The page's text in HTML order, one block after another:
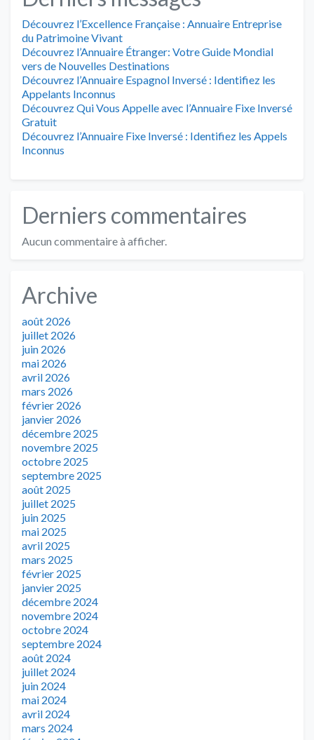
Découvrez l’Excellence Française : Annuaire Entreprise
du Patrimoine Vivant
Découvrez l’Annuaire Étranger: Votre Guide Mondial
vers de Nouvelles Destinations
Découvrez l’Annuaire Espagnol Inversé : Identifiez les
Appelants Inconnus
Découvrez Qui Vous Appelle avec l’Annuaire Fixe Inversé
Gratuit
Découvrez l’Annuaire Fixe Inversé : Identifiez les Appels
Inconnus
Derniers commentaires
Aucun commentaire à afficher.
Archive
août 2026
juillet 2026
juin 2026
mai 2026
avril 2026
mars 2026
février 2026
janvier 2026
décembre 2025
novembre 2025
octobre 2025
septembre 2025
août 2025
juillet 2025
juin 2025
mai 2025
avril 2025
mars 2025
février 2025
janvier 2025
décembre 2024
novembre 2024
octobre 2024
septembre 2024
août 2024
juillet 2024
juin 2024
mai 2024
avril 2024
mars 2024